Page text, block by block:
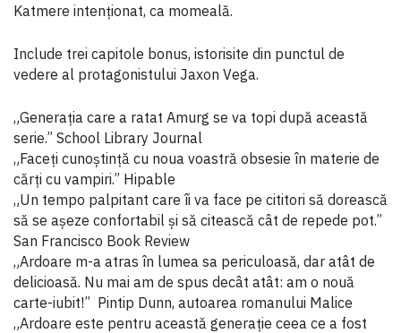
Katmere intenționat, ca momeală.
Include trei capitole bonus, istorisite din punctul de
vedere al protagonistului Jaxon Vega.
„Generația care a ratat Amurg se va topi după această
serie.” School Library Journal
„Faceți cunoștință cu noua voastră obsesie în materie de
cărți cu vampiri.” Hipable
„Un tempo palpitant care îi va face pe cititori să dorească
să se așeze confortabil și să citească cât de repede pot.”
San Francisco Book Review
„Ardoare m-a atras în lumea sa periculoasă, dar atât de
delicioasă. Nu mai am de spus decât atât: am o nouă
carte-iubit!” Pintip Dunn, autoarea romanului Malice
„Ardoare este pentru această generație ceea ce a fost